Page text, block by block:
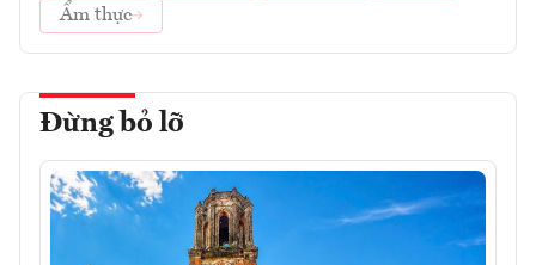
Ẩm thực
Đừng bỏ lỡ